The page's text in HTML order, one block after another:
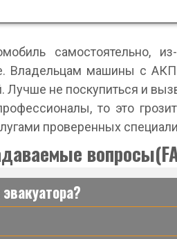
самостоятельно,
Владельцам машины с
Лучше не поскупиться и
то это
проверенных